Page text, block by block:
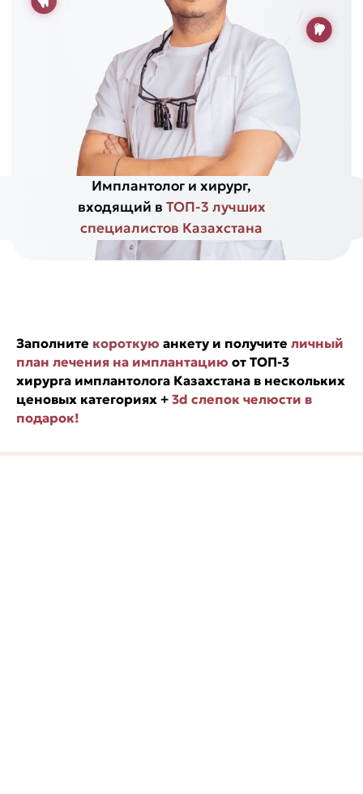
Заполните короткую анкету и получите личный
план лечения на имплантацию от ТОП-3
хирурга имплантолога Казахстана в нескольких
ценовых категориях + 3d слепок челюсти в
подарок!